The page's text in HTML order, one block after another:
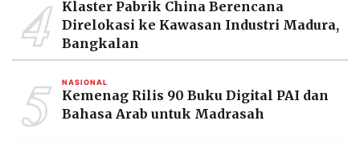
4
Klaster Pabrik China Berencana
Direlokasi ke Kawasan Industri Madura,
Bangkalan
5 NASIONAL
Kemenag Rilis 90 Buku Digital PAI dan
Bahasa Arab untuk Madrasah